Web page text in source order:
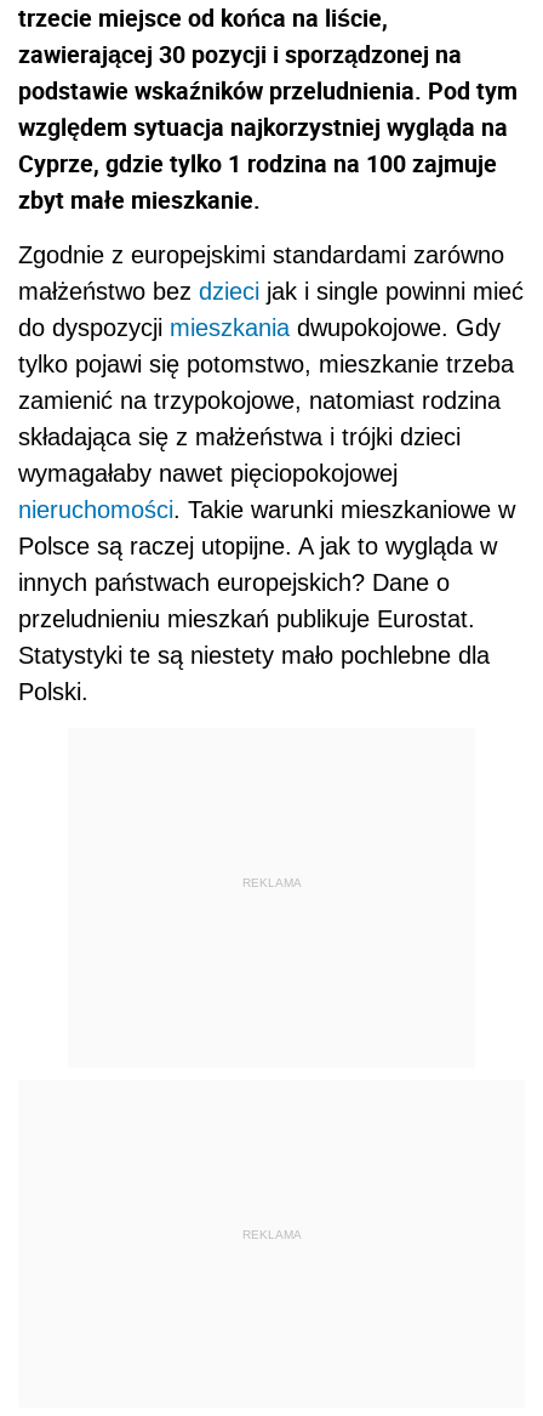
trzecie miejsce od końca na liście,
zawierającej 30 pozycji i sporządzonej na
podstawie wskaźników przeludnienia. Pod tym
względem sytuacja najkorzystniej wygląda na
Cyprze, gdzie tylko 1 rodzina na 100 zajmuje
zbyt małe mieszkanie.
Zgodnie z europejskimi standardami zarówno
małżeństwo bez dzieci jak i single powinni mieć
do dyspozycji mieszkania dwupokojowe. Gdy
tylko pojawi się potomstwo, mieszkanie trzeba
zamienić na trzypokojowe, natomiast rodzina
składająca się z małżeństwa i trójki dzieci
wymagałaby nawet pięciopokojowej
nieruchomości. Takie warunki mieszkaniowe w
Polsce są raczej utopijne. A jak to wygląda w
innych państwach europejskich? Dane o
przeludnieniu mieszkań publikuje Eurostat.
Statystyki te są niestety mało pochlebne dla
Polski.
REKLAMA
REKLAMA